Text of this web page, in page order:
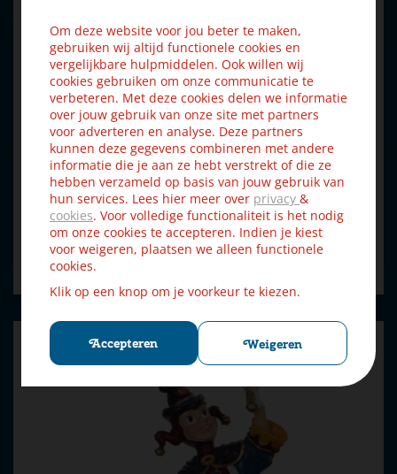
Om deze website voor jou beter te maken,
gebruiken wij altijd functionele cookies en
vergelijkbare hulpmiddelen. Ook willen wij
cookies gebruiken om onze communicatie te
verbeteren. Met deze cookies delen we informatie
over jouw gebruik van onze site met partners
voor adverteren en analyse. Deze partners
kunnen deze gegevens combineren met andere
informatie die je aan ze hebt verstrekt of die ze
hebben verzameld op basis van jouw gebruik van
hun services. Lees hier meer over privacy &
cookies. Voor volledige functionaliteit is het nodig
om onze cookies te accepteren. Indien je kiest
voor weigeren, plaatsen we alleen functionele
cookies.
Klik op een knop om je voorkeur te kiezen.
Accepteren Weigeren
Luville Efteling Meisje met zwavelstokjes 10x6.5x7 cm
€ 19,99 € 17,99
Bestellen